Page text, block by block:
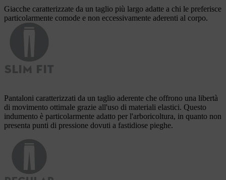
Giacche caratterizzate da un taglio più largo adatte a chi le preferisce
particolarmente comode e non eccessivamente aderenti al corpo.
Pantaloni caratterizzati da un taglio aderente che offrono una libertà
di movimento ottimale grazie all'uso di materiali elastici. Questo
indumento è particolarmente adatto per l'arboricoltura, in quanto non
presenta punti di pressione dovuti a fastidiose pieghe.